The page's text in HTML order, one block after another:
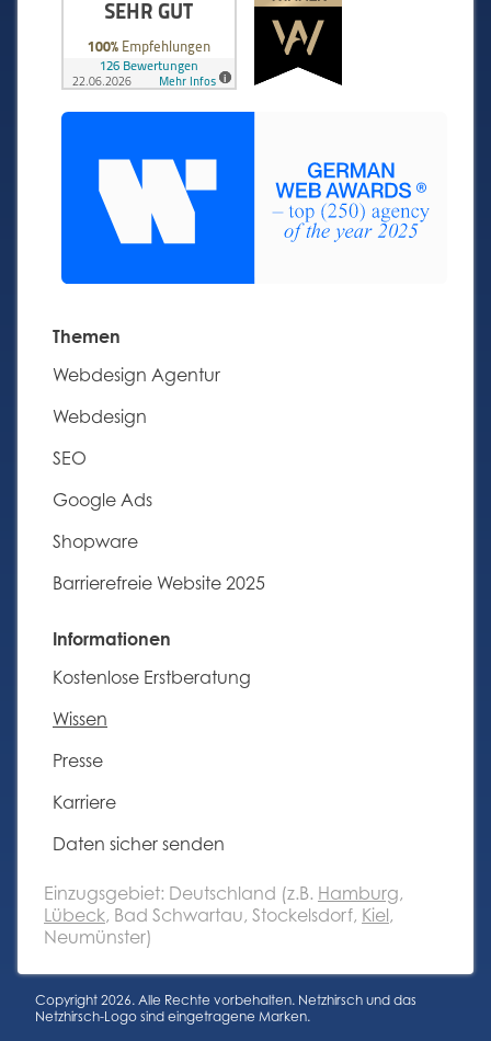
Themen
Navigation
überspringen
Webdesign Agentur
Webdesign
SEO
Google Ads
Shopware
Barrierefreie Website 2025
Informationen
Navigation
überspringen
Kostenlose Erstberatung
Wissen
Presse
Karriere
Daten sicher senden
Einzugsgebiet: Deutschland (z.B. Hamburg,
Lübeck, Bad Schwartau, Stockelsdorf, Kiel,
Neumünster)
Copyright 2026. Alle Rechte vorbehalten. Netzhirsch und das
Netzhirsch-Logo sind eingetragene Marken.